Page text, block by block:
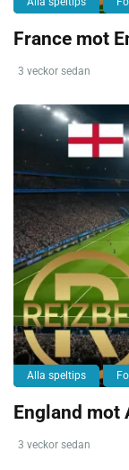
France mot
3 veckor sedan
Alla speltips
England mot
3 veckor sedan